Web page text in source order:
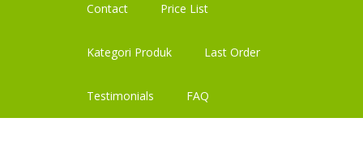
Contact Price List
Kategori Produk Last Order
Testimonials FAQ